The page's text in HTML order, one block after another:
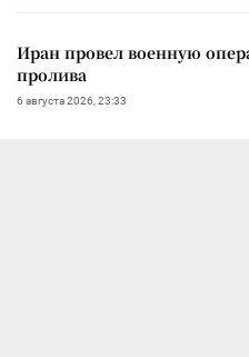
Иран провел военную
пролива
6 августа 2026, 23:33